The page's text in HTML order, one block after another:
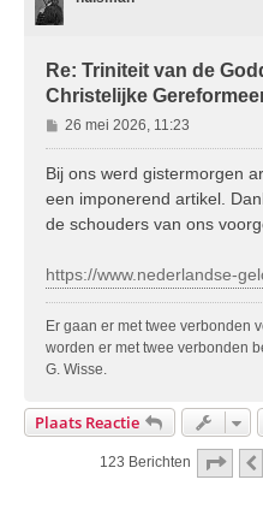
Re: Triniteit van de
Christelijke
B
e
r
h
26 mei 2026, 11:23
Bij ons werd gistermorgen
een imponerend artikel.
de schouders van ons
https://www.nederlandse-
Er gaan er met twee verbonden
worden er met twee verbonden
G. Wisse.
Plaats Reactie
123 Berichten